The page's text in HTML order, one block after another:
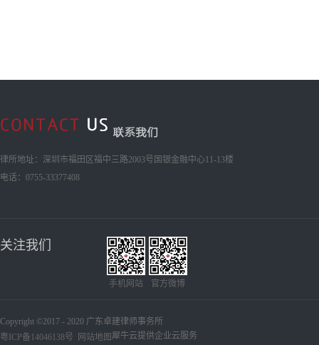
Copyright ©2017 - 2020 广东卓建律师事务所
粤ICP备14046138号 网站地图 犀牛云提供企业云服务
律所地址：深圳市福田区福中三路2003号国银金融中心11-13楼
电话：0755-33377408
关注我们
手机网站 官方微博